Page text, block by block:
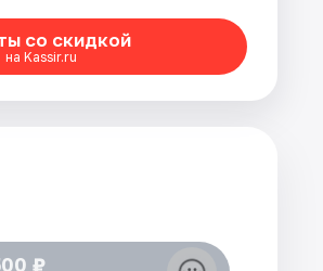
со скидкой
на Kassir.ru
₽